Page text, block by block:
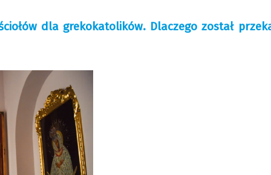
dla grekokatolików. Dlaczego został